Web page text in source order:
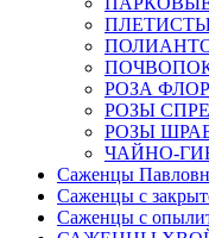
РОЗА
РОЗЫ
РОЗЫ
ЧАЙНО-
Саженцы
Саженцы с
Саженцы с